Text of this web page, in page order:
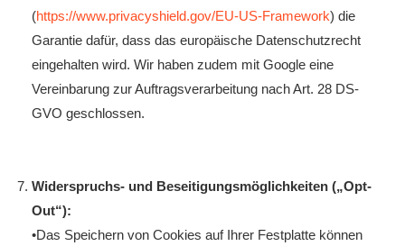
(https://www.privacyshield.gov/EU-US-Framework) die
Garantie dafür, dass das europäische Datenschutzrecht
eingehalten wird. Wir haben zudem mit Google eine
Vereinbarung zur Auftragsverarbeitung nach Art. 28 DS-
GVO geschlossen.
Widerspruchs- und Beseitigungsmöglichkeiten („Opt-
Out“):
•Das Speichern von Cookies auf Ihrer Festplatte können